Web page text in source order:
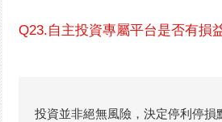
Q23.自主投資專屬平台是否有損
投資並非絕無風險，決定停利停